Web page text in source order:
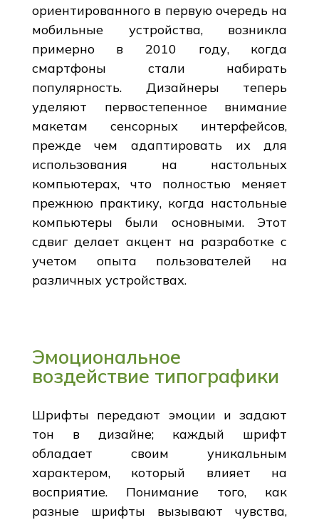
ориентированного в первую очередь на
мобильные устройства, возникла
примерно в 2010 году, когда
смартфоны стали набирать
популярность. Дизайнеры теперь
уделяют первостепенное внимание
макетам сенсорных интерфейсов,
прежде чем адаптировать их для
использования на настольных
компьютерах, что полностью меняет
прежнюю практику, когда настольные
компьютеры были основными. Этот
сдвиг делает акцент на разработке с
учетом опыта пользователей на
различных устройствах.
Эмоциональное
воздействие типографики
Шрифты передают эмоции и задают
тон в дизайне; каждый шрифт
обладает своим уникальным
характером, который влияет на
восприятие. Понимание того, как
разные шрифты вызывают чувства,